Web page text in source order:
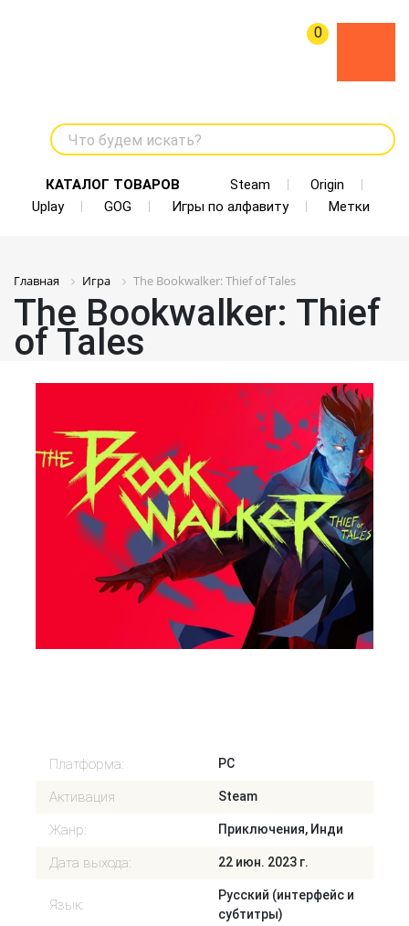
0
Что будем искать?
КАТАЛОГ ТОВАРОВ Steam
Origin
Uplay
GOG Игры по алфавиту Метки
Главная Игра The Bookwalker: Thief of Tales
The Bookwalker: Thief
of Tales
Платформа: PC
Активация Steam
Жанр: Приключения, Инди
Дата выхода: 22 июн. 2023 г.
Язык:
Русский (интерфейс и
субтитры)